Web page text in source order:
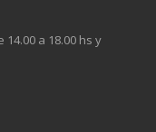
a 18.00 hs y